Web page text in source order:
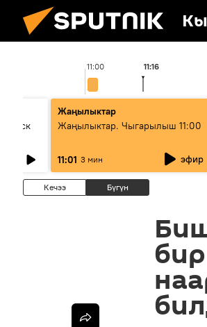
11:00 11:16
Жаңылыктар
Жаңылыктар. Чыгарылыш 11:00
11:01 3 мин эфир
Кечээ Бүгүн